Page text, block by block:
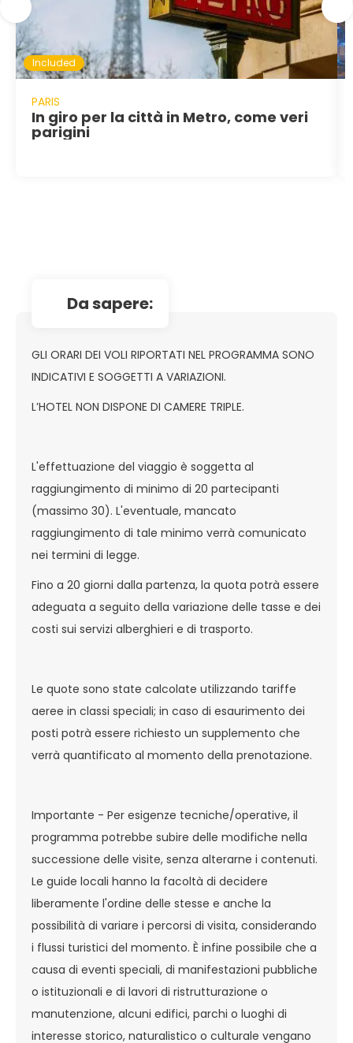
Included
PARIS
In giro per la città in Metro, come veri
parigini
da sapere:
GLI ORARI DEI VOLI RIPORTATI NEL PROGRAMMA SONO
INDICATIVI E SOGGETTI A VARIAZIONI.
L’HOTEL NON DISPONE DI CAMERE TRIPLE.
L'effettuazione del viaggio è soggetta al
raggiungimento di minimo di 20 partecipanti
(massimo 30). L'eventuale, mancato
raggiungimento di tale minimo verrà comunicato
nei termini di legge.
Fino a 20 giorni dalla partenza, la quota potrà essere
adeguata a seguito della variazione delle tasse e dei
costi sui servizi alberghieri e di trasporto.
Le quote sono state calcolate utilizzando tariffe
aeree in classi speciali; in caso di esaurimento dei
posti potrà essere richiesto un supplemento che
verrà quantificato al momento della prenotazione.
Importante - Per esigenze tecniche/operative, il
programma potrebbe subire delle modifiche nella
successione delle visite, senza alterarne i contenuti.
Le guide locali hanno la facoltà di decidere
liberamente l'ordine delle stesse e anche la
possibilità di variare i percorsi di visita, considerando
i flussi turistici del momento. È infine possibile che a
causa di eventi speciali, di manifestazioni pubbliche
o istituzionali e di lavori di ristrutturazione o
manutenzione, alcuni edifici, parchi o luoghi di
interesse storico, naturalistico o culturale vengano